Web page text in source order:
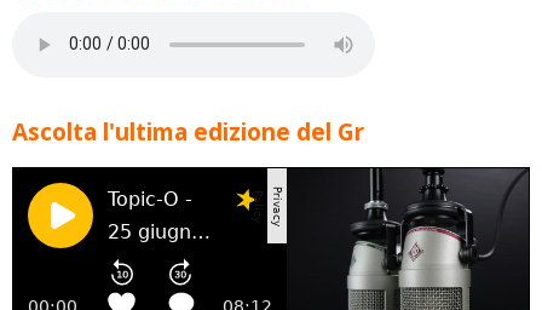
Ascolta l'ultima edizione del Gr